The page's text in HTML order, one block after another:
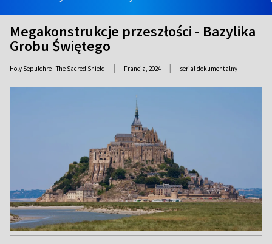
Megakonstrukcje przeszłości - Bazylika
Grobu Świętego
Holy Sepulchre - The Sacred Shield | Francja, 2024 | serial dokumentalny